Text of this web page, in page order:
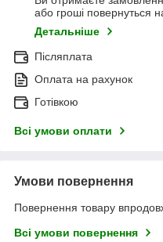
або гроші повернуться
Детальніше
Післяплата
Оплата на рахунок
Готівкою
Всі умови оплати
Умови повернення
Повернення товару
Всі умови повернення